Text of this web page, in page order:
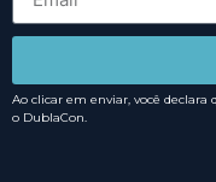
Ao clicar em enviar, você declara
o DublaCon.